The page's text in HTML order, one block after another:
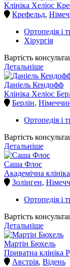
Клініка Хеліос
Крефельд,
Ортопедія і
Хірургія
Вартість
Детальніше
Даніель Кендофф
Клініка Хеліос
Берлін,
Ортопедія і
Вартість
Детальніше
Саша Флоє
Академічна
Золінген,
Ортопедія і
Вартість
Детальніше
Мартін Бюхель
Приватна клініка
Австрія, Відень